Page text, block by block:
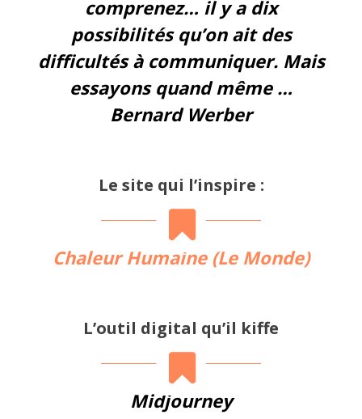
comprenez… il y a dix
possibilités qu’on ait des
difficultés à communiquer. Mais
essayons quand même …
Bernard Werber
Le site qui l’inspire :
Chaleur Humaine (Le Monde)
L’outil digital qu’il kiffe
Midjourney